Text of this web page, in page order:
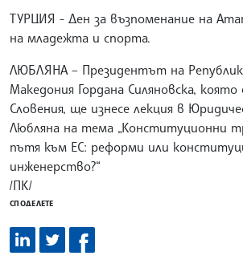
ТУРЦИЯ - Ден за възпоменание на
на младежта и спорта.
ЛЮБЛЯНА – Президентът на
Македония Гордана Силяновска,
Словения, ще изнесе лекция в
Любляна на тема „Конституционни
пътя към ЕС: реформи или
инженерство?“
/ПК/
СПОДЕЛЕТЕ